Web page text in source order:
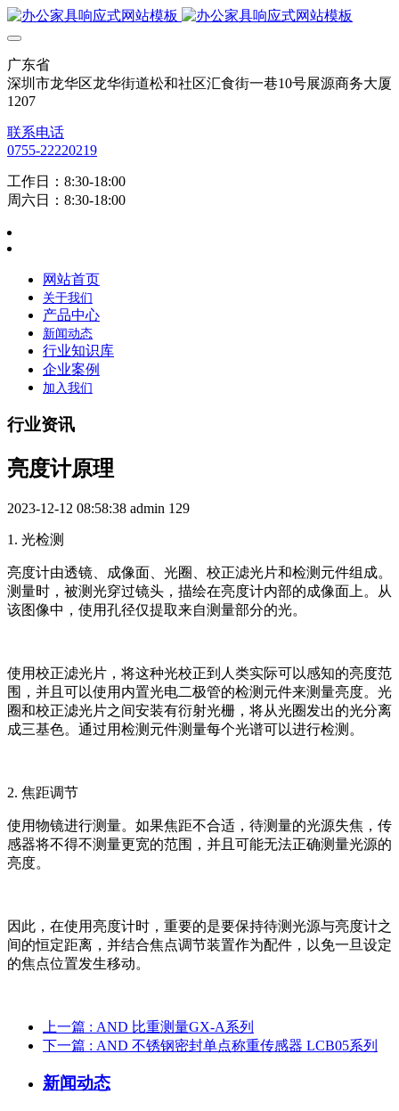
广东省
深圳市龙华区龙华街道松和社区汇食街一巷10号展源商务大厦
1207
联系电话
0755-22220219
工作日：8:30-18:00
周六日：8:30-18:00
网站首页
关于我们
产品中心
新闻动态
行业知识库
企业案例
加入我们
行业资讯
亮度计原理
2023-12-12 08:58:38 admin 129
1. 光检测
亮度计由透镜、成像面、光圈、校正滤光片和检测元件组成。
测量时，被测光穿过镜头，描绘在亮度计内部的成像面上。从
该图像中，使用孔径仅提取来自测量部分的光。
使用校正滤光片，将这种光校正到人类实际可以感知的亮度范
围，并且可以使用内置光电二极管的检测元件来测量亮度。光
圈和校正滤光片之间安装有衍射光栅，将从光圈发出的光分离
成三基色。通过用检测元件测量每个光谱可以进行检测。
2. 焦距调节
使用物镜进行测量。如果焦距不合适，待测量的光源失焦，传
感器将不得不测量更宽的范围，并且可能无法正确测量光源的
亮度。
因此，在使用亮度计时，重要的是要保持待测光源与亮度计之
间的恒定距离，并结合焦点调节装置作为配件，以免一旦设定
的焦点位置发生移动。
上一篇 : AND 比重测量GX-A系列
下一篇 : AND 不锈钢密封单点称重传感器 LCB05系列
新闻动态